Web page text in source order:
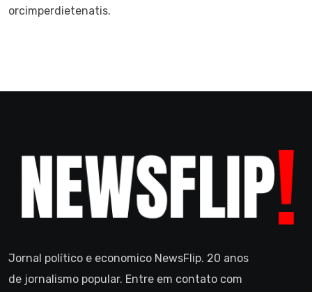
orcimperdietenatis.
Jornal político e economico NewsFlip. 20 anos
de jornalismo popular. Entre em contato com